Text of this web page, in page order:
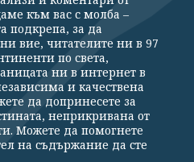
за поверителност
Контакти
За Клуб Z
ни
Зебра Медия“ ЕООД, София, ул. "Алеко
към вас с молба –
подкрепа, за да
вие, читателите ни в 97
по света,
ни в интернет в
и качествена
да допринесете за
неприкривана от
Можете да помогнете
на съдържание да сте